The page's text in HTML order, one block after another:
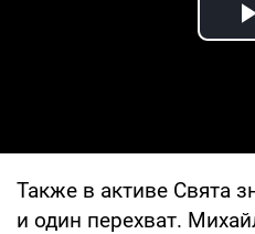
Также в активе Свята
и один перехват.